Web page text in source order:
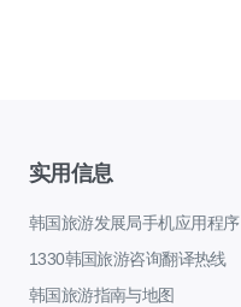
实用信息
韩国旅游发展局手机应用程序
1330韩国旅游咨询翻译热线
韩国旅游指南与地图